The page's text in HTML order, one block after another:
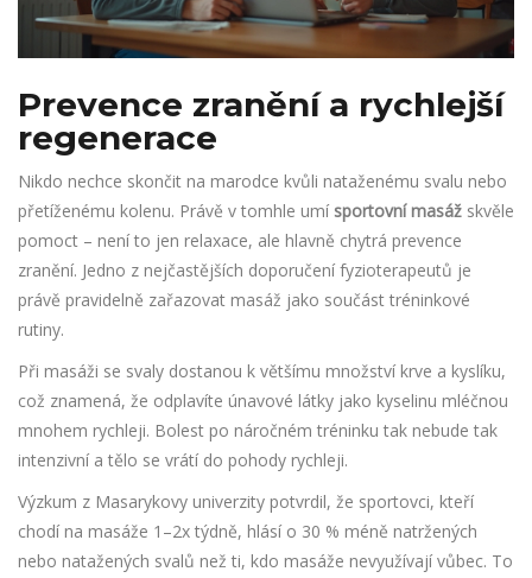
Prevence zranění a rychlejší
regenerace
Nikdo nechce skončit na marodce kvůli nataženému svalu nebo
přetíženému kolenu. Právě v tomhle umí sportovní masáž skvěle
pomoct – není to jen relaxace, ale hlavně chytrá prevence
zranění. Jedno z nejčastějších doporučení fyzioterapeutů je
právě pravidelně zařazovat masáž jako součást tréninkové
rutiny.
Při masáži se svaly dostanou k většímu množství krve a kyslíku,
což znamená, že odplavíte únavové látky jako kyselinu mléčnou
mnohem rychleji. Bolest po náročném tréninku tak nebude tak
intenzivní a tělo se vrátí do pohody rychleji.
Výzkum z Masarykovy univerzity potvrdil, že sportovci, kteří
chodí na masáže 1–2x týdně, hlásí o 30 % méně natržených
nebo natažených svalů než ti, kdo masáže nevyužívají vůbec. To